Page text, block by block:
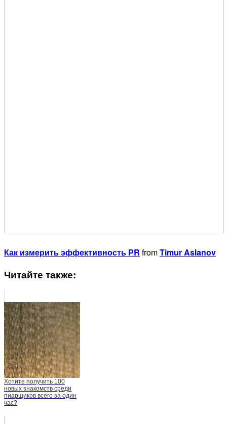
Как измерить эффективность PR fromTimur Aslanov
Читайте также:
Хотите получить 100
новых знакомств среди
пиарщиков всего за один
час?